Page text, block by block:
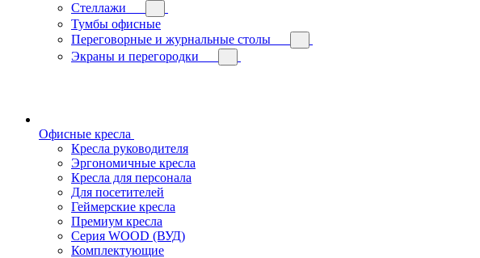
Стеллажи
Тумбы офисные
Переговорные и журнальные столы
Экраны и перегородки
Офисные кресла
Кресла руководителя
Эргономичные кресла
Кресла для персонала
Для посетителей
Геймерские кресла
Премиум кресла
Серия WOOD (ВУД)
Комплектующие